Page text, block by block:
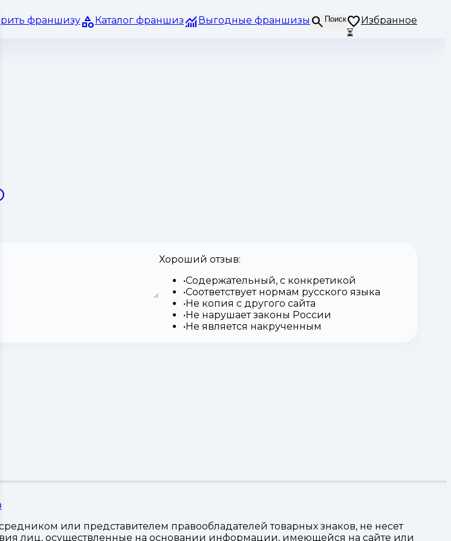
франшизу Каталог франшиз Выгодные франшизы Поиск
Избранное
⏳
Хороший отзыв:
Содержательный, с конкретикой
Соответствует нормам русского языка
Не копия с другого сайта
Не нарушает законы России
Не является накрученным
или представителем правообладателей товарных знаков, не несет
лиц, осуществленные на основании информации, имеющейся на сайте или